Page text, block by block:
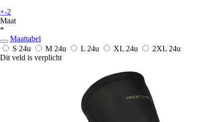
+-2
Maat
*
Maattabel
S 24u M 24u L 24u XL 24u 2XL 24u
Dit veld is verplicht